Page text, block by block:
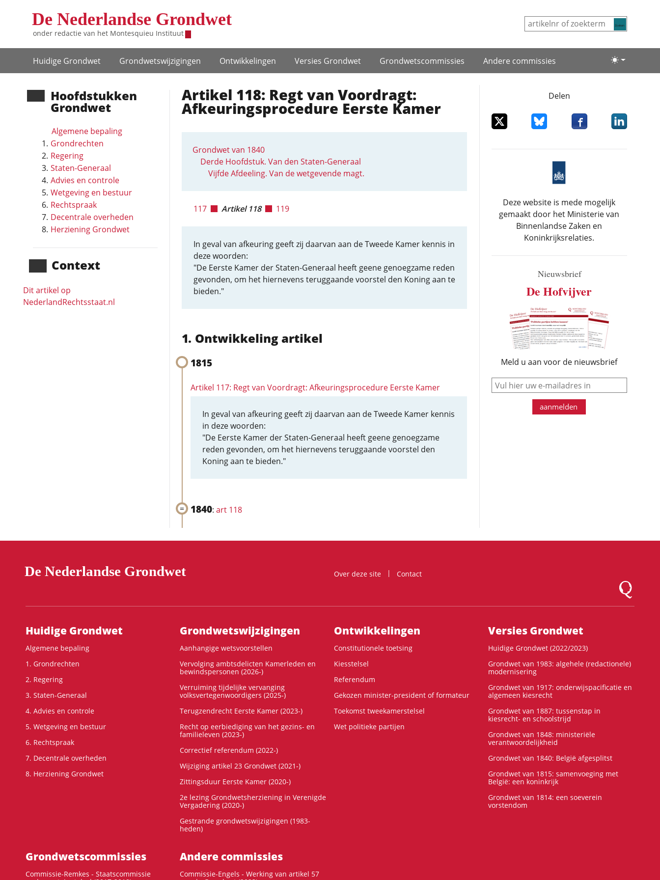
De Nederlandse Grondwet
onder redactie van het Montesquieu Instituut
Lichte/
Hoofdnavigatie
Huidige Grondwet Grondwets­wijzigingen Ontwikke­lingen Versies Grondwet Grondwets­commissies Andere commissies
Hoofd­stukken
Grondwet
Algemene bepaling
Grondrechten
Regering
Staten-Generaal
Advies en controle
Wetgeving en bestuur
Rechtspraak
Decentrale overheden
Herziening Grondwet
Context
Dit artikel op
NederlandRechts­staat.nl
Artikel 118: Regt van Voordragt:
Afkeuringsprocedure Eerste Kamer
Grondwet van 1840
Derde Hoofdstuk. Van den Staten-Generaal
Vijfde Afdeeling. Van de wetgevende magt.
117 Artikel 118 119
In geval van afkeuring geeft zij daarvan aan de Tweede Kamer kennis in
deze woorden:
"De Eerste Kamer der Staten-Generaal heeft geene genoegzame reden
gevonden, om het hiernevens teruggaande voorstel den Koning aan te
bieden."
Ontwikkeling artikel
1815
Artikel 117: Regt van Voordragt: Afkeuringsprocedure Eerste Kamer
In geval van afkeuring geeft zij daarvan aan de Tweede Kamer kennis
in deze woorden:
"De Eerste Kamer der Staten-Generaal heeft geene genoegzame
reden gevonden, om het hiernevens teruggaande voorstel den
Koning aan te bieden."
1840: art 118
Delen
Deel dit item op XDeel dit item op Bluesky
Deel dit item op
Deel dit
Deze website is mede mogelijk
gemaakt door het Ministerie van
Binnenlandse Zaken en
Koninkrijksrelaties.
Nieuwsbrief
De Hofvijver
Meld u aan voor de nieuwsbrief
e-mail
aanmelden
De Nederlandse Grondwet Over deze site
Contact
Logo
Hoofdnavigatie
Huidige Grondwet
Algemene bepaling
1. Grondrechten
2. Regering
3. Staten-Generaal
4. Advies en controle
5. Wetgeving en bestuur
6. Rechtspraak
7. Decentrale overheden
8. Herziening Grondwet
Grondwets­wijzigingen
Aanhangige wetsvoorstellen
Vervolging ambtsdelicten Kamerleden en
bewindspersonen (2026-)
Verruiming tijdelijke vervanging
volksvertegenwoordigers (2025-)
Terugzendrecht Eerste Kamer (2023-)
Recht op eerbiediging van het gezins- en
familieleven (2023-)
Correctief referendum (2022-)
Wijziging artikel 23 Grondwet (2021-)
Zittingsduur Eerste Kamer (2020-)
2e lezing Grondwetsherziening in Verenigde
Vergadering (2020-)
Gestrande grondwetswijzigingen (1983-
heden)
Ontwikke­lingen
Constitutionele toetsing
Kiesstelsel
Referendum
Gekozen minister-president of formateur
Toekomst tweekamerstelsel
Wet politieke partijen
Versies Grondwet
Huidige Grondwet (2022/2023)
Grondwet van 1983: algehele (redactionele)
modernisering
Grondwet van 1917: onderwijspacificatie en
algemeen kiesrecht
Grondwet van 1887: tussenstap in
kiesrecht- en schoolstrijd
Grondwet van 1848: ministeriële
verantwoordelijkheid
Grondwet van 1840: België afgesplitst
Grondwet van 1815: samenvoeging met
België: een koninkrijk
Grondwet van 1814: een soeverein
vorstendom
Grondwets­commissies
Commissie-Remkes - Staatscommissie
Andere commissies
Commissie-Engels - Werking van artikel 57